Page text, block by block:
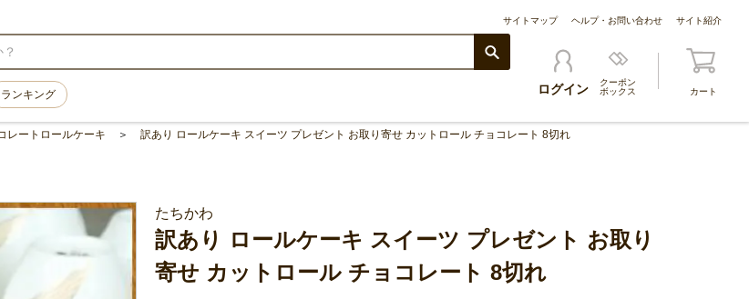
サイトマップ ヘルプ・お問い合わせ サイト紹介
ランキング ログイン
クーポン
ボックス
カート
レートロールケーキ 訳あり ロールケーキ スイーツ プレゼント お取り寄せ カットロール チョコレート 8切れ
たちかわ
訳あり ロールケーキ スイーツ プレゼント お取り
寄せ カットロール チョコレート 8切れ